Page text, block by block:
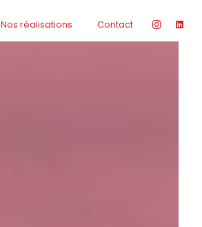
Nos réalisations Contact